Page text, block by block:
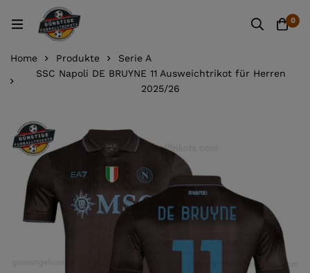
0
Home Produkte
Serie A
SSC Napoli DE BRUYNE 11 Ausweichtrikot für Herren
2025/26